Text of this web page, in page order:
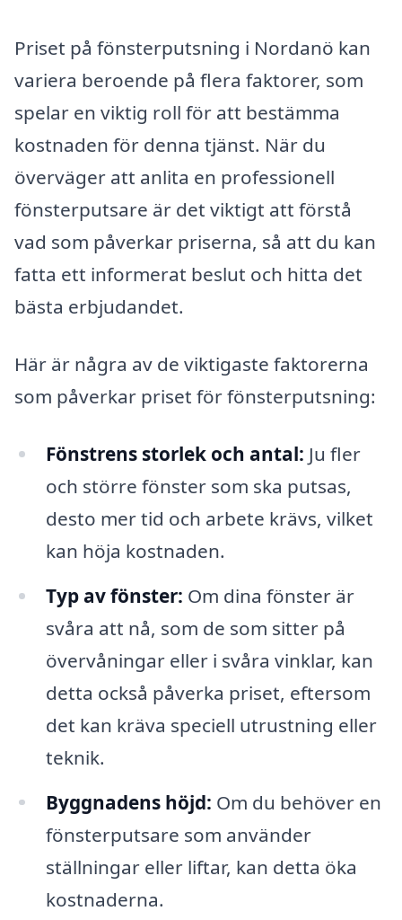
Priset på fönsterputsning i Nordanö kan
variera beroende på flera faktorer, som
spelar en viktig roll för att bestämma
kostnaden för denna tjänst. När du
överväger att anlita en professionell
fönsterputsare är det viktigt att förstå
vad som påverkar priserna, så att du kan
fatta ett informerat beslut och hitta det
bästa erbjudandet.
Här är några av de viktigaste faktorerna
som påverkar priset för fönsterputsning:
Fönstrens storlek och antal: Ju fler
och större fönster som ska putsas,
desto mer tid och arbete krävs, vilket
kan höja kostnaden.
Typ av fönster: Om dina fönster är
svåra att nå, som de som sitter på
övervåningar eller i svåra vinklar, kan
detta också påverka priset, eftersom
det kan kräva speciell utrustning eller
teknik.
Byggnadens höjd: Om du behöver en
fönsterputsare som använder
ställningar eller liftar, kan detta öka
kostnaderna.